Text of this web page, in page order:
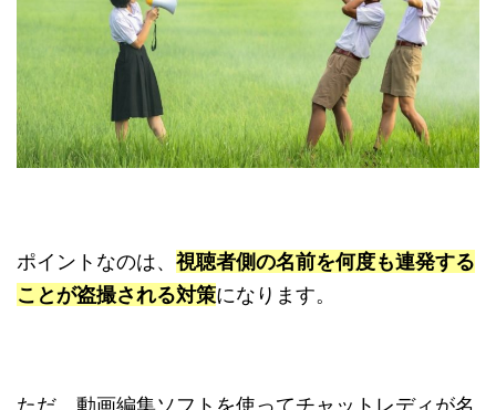
ポイントなのは、 視聴者側の名前を何度も連発する
ことが盗撮される対策になります。